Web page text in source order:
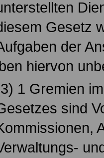
Gesetz
der
hiervon
1 Gremien
sind